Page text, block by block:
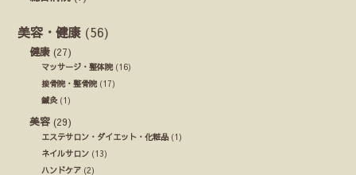
美容・健康 (56)
健康 (27)
マッサージ・整体院(16)
接骨院・整骨院(17)
鍼灸(1)
美容 (29)
エステサロン・ダイエット・化粧品 (1)
ネイルサロン (13)
ハンドケア (2)